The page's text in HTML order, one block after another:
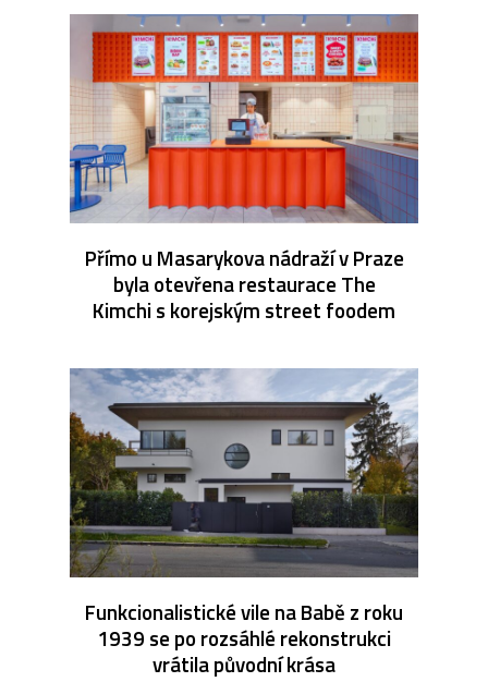
Přímo u Masarykova nádraží v Praze
byla otevřena restaurace The
Kimchi s korejským street foodem
Funkcionalistické vile na Babě z roku
1939 se po rozsáhlé rekonstrukci
vrátila původní krása